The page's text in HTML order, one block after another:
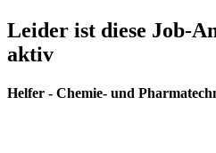
Leider ist diese Job-
aktiv
Helfer - Chemie- und